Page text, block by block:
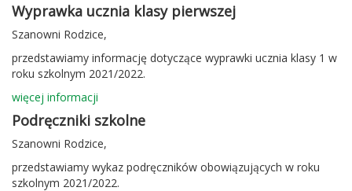
Wyprawka ucznia klasy pierwszej
Szanowni Rodzice,
przedstawiamy informację dotyczące wyprawki ucznia klasy 1 w
roku szkolnym 2021/2022.
więcej informacji
Podręczniki szkolne
Szanowni Rodzice,
przedstawiamy wykaz podręczników obowiązujących w roku
szkolnym 2021/2022.